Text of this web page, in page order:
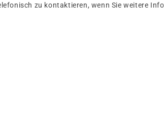
zu kontaktieren, wenn Sie weitere